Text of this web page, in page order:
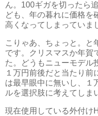
ん。100ギガを切ったら
ども、年の暮れに価格を
高くなってしまっていま
こりゃあ、ちょっと。と
です。クリスマスか年賀
た。どうもニューモデル
１万円前後だと当たり
は最早眼中に無いし、１
ルを選択肢に考えてしま
現在使用している外付け